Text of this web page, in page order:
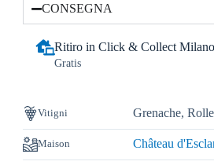
CONSEGNA
Ritiro in Click & Collect Milano
Gratis
Vitigni Grenache, Rolle
Maison Château